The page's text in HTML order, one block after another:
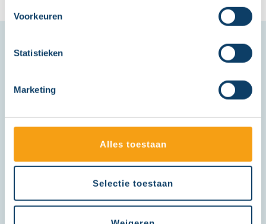
Voorkeuren
Statistieken
Marketing
Alles toestaan
Selectie toestaan
#schaatscadeaukaart
Deel jouw ijsplezier hier!
I
t
g
Op de hoogte blijven?
Schrijf je in en ontvang onze nieuwsbrief.